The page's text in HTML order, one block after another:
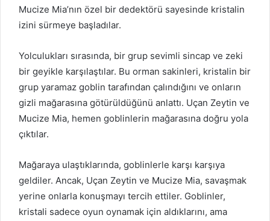
Mucize Mia’nın özel bir dedektörü sayesinde kristalin
izini sürmeye başladılar.
Yolculukları sırasında, bir grup sevimli sincap ve zeki
bir geyikle karşılaştılar. Bu orman sakinleri, kristalin bir
grup yaramaz goblin tarafından çalındığını ve onların
gizli mağarasına götürüldüğünü anlattı. Uçan Zeytin ve
Mucize Mia, hemen goblinlerin mağarasına doğru yola
çıktılar.
Mağaraya ulaştıklarında, goblinlerle karşı karşıya
geldiler. Ancak, Uçan Zeytin ve Mucize Mia, savaşmak
yerine onlarla konuşmayı tercih ettiler. Goblinler,
kristali sadece oyun oynamak için aldıklarını, ama